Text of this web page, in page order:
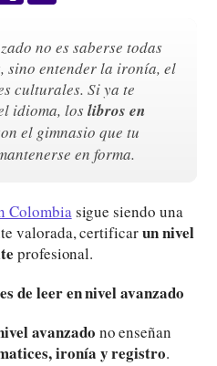
no es saberse todas
sino entender la ironía, el
culturales. Si ya te
idioma, loslibros en
el gimnasio que tu
en forma.
Colombiasigue siendo una
valorada, certificarun nivel
profesional.
de leer en nivel avanzado
avanzado no enseñan
ironía y registro.